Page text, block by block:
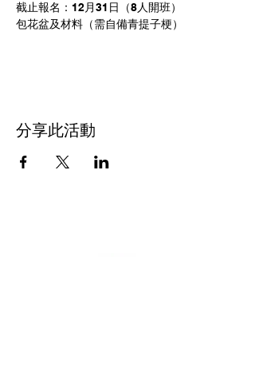
截止報名：12月31日（8人開班）
包花盆及材料（需自備青提子梗）
分享此活動